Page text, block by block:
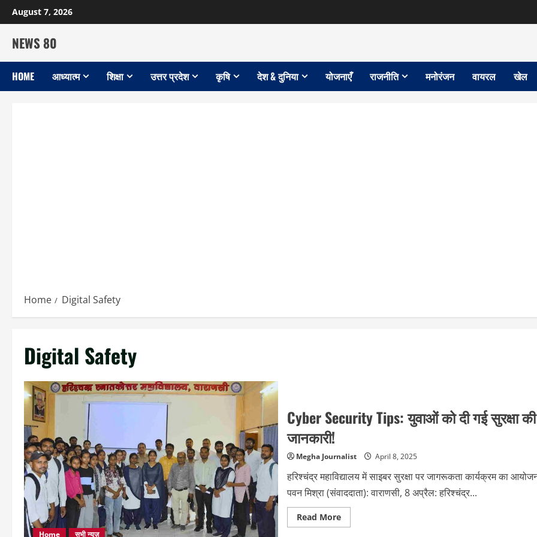
Skip
to
content
August 7, 2026
NEWS 80
HOME आध्यात्म शिक्षा उत्तर प्रदेश कृषि देश & दुनिया योजनाएँ राजनीति मनोरंजन वायरल खेल
Home Digital Safety
Digital Safety
Home सभी न्यूज़
Cyber Security Tips: युवाओं को दी गई सुरक्षा की
जानकारी!
Megha Journalist April 8, 2025
हरिश्चंद्र महाविद्यालय में साइबर सुरक्षा पर जागरूकता कार्यक्रम का
पवन मिश्रा (संवाददाता): वाराणसी, 8 अप्रैल: हरिश्चंद्र...
Read MoreRead
more